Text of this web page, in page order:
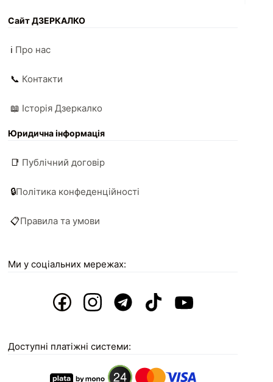
Сайт ДЗЕРКАЛКО
ℹ️ Про нас
📞 Контакти
📖 Історія Дзеркалко
Юридична інформація
📑 Публічний договір
🔒Політика конфеденційності
📋Правила та умови
Ми у соціальних мережах:
Доступні платіжні системи: